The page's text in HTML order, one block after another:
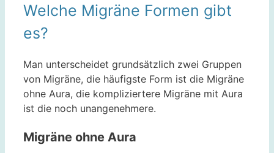
Welche Migräne Formen gibt
es?
Man unterscheidet grundsätzlich zwei Gruppen
von Migräne, die häufigste Form ist die Migräne
ohne Aura, die kompliziertere Migräne mit Aura
ist die noch unangenehmere.
Migräne ohne Aura